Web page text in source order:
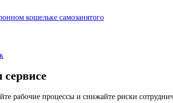
кошельке самозанятого
сервисе
рабочие процессы и снижайте риски